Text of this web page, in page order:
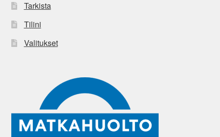
Tarkista
Tilini
Valitukset